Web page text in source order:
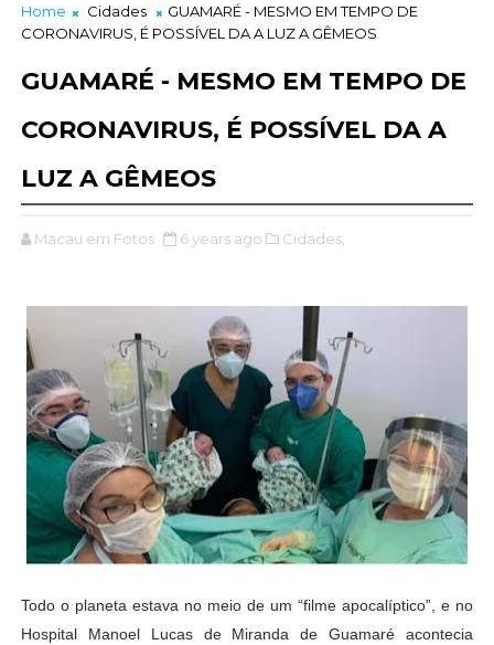
Home Cidades
GUAMARÉ - MESMO EM TEMPO DE
CORONAVIRUS, É POSSÍVEL DA A LUZ A GÊMEOS
GUAMARÉ - MESMO EM TEMPO DE
CORONAVIRUS, É POSSÍVEL DA A
LUZ A GÊMEOS
Macau em Fotos 6 years ago Cidades,
Todo o planeta estava no meio de um “filme apocalíptico”, e no
Hospital Manoel Lucas de Miranda de Guamaré acontecia